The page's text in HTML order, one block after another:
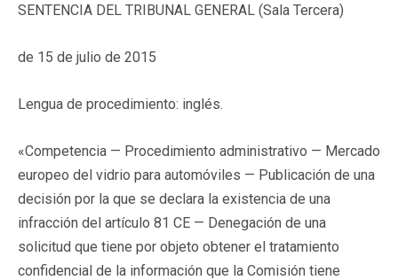
SENTENCIA DEL TRIBUNAL GENERAL (Sala Tercera)
de 15 de julio de 2015
Lengua de procedimiento: inglés.
«Competencia — Procedimiento administrativo — Mercado
europeo del vidrio para automóviles — Publicación de una
decisión por la que se declara la existencia de una
infracción del artículo 81 CE — Denegación de una
solicitud que tiene por objeto obtener el tratamiento
confidencial de la información que la Comisión tiene